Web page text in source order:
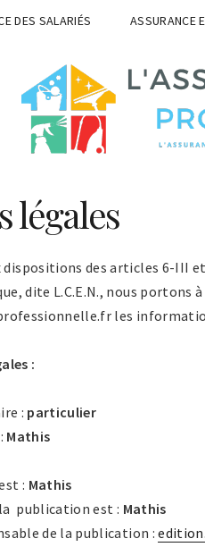
DES SALARIÉS ASSURANCE
légales
des articles 6-III et
dite L.C.E.N., nous
les
:
: particulier
Mathis
: Mathis
publication est : Mathis
de la publication :